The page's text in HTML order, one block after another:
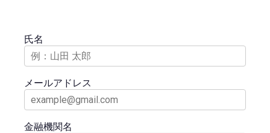
氏名
メールアドレス
金融機関名